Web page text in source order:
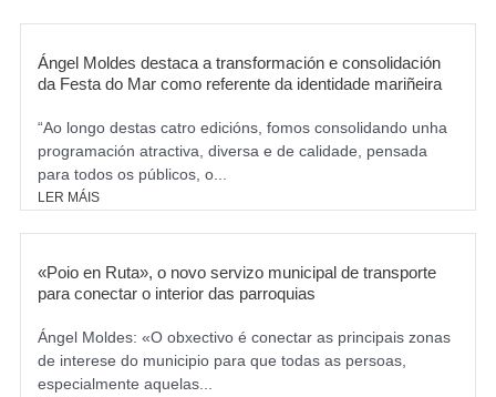
m
Ángel Moldes destaca a transformación e consolidación
da Festa do Mar como referente da identidade mariñeira
“Ao longo destas catro edicións, fomos consolidando unha
programación atractiva, diversa e de calidade, pensada
para todos os públicos, o...
LER MÁIS
«Poio en Ruta», o novo servizo municipal de transporte
para conectar o interior das parroquias
Ángel Moldes: «O obxectivo é conectar as principais zonas
de interese do municipio para que todas as persoas,
especialmente aquelas...